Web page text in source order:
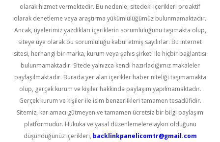
olarak hizmet vermektedir. Bu nedenle, sitedeki içerikleri proaktif
olarak denetleme veya araştırma yükümlülüğümüz bulunmamaktadır.
Ancak, üyelerimiz yazdıkları içeriklerin sorumluluğunu taşımakta olup,
siteye üye olarak bu sorumluluğu kabul etmiş sayılırlar. Bu internet
sitesi, herhangi bir marka, kurum veya şahıs şirketi ile hiçbir bağlantısı
bulunmamaktadır. Sitede yalnızca kendi hazırladığımız makaleler
paylaşılmaktadır. Burada yer alan içerikler haber niteliği taşımamakta
olup, gerçek kurum ve kişiler hakkında paylaşım yapılmamaktadır.
Gerçek kurum ve kişiler ile isim benzerlikleri tamamen tesadüfidir.
Sitemiz, kar amacı gütmeyen ve tamamen ücretsiz bir bilgi paylaşım
platformudur. Hukuka ve yasal düzenlemelere aykırı olduğunu
düşündüğünüz içerikleri, backlinkpanelicomtr@gmail.com